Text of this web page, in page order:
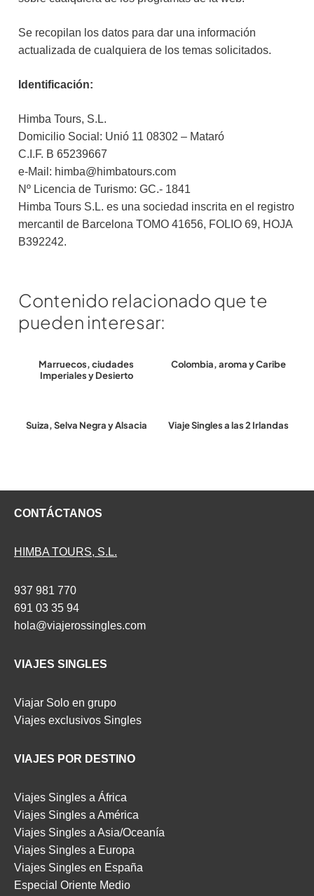
Se recopilan los datos para dar una información
actualizada de cualquiera de los temas solicitados.
Identificación:
Himba Tours, S.L.
Domicilio Social: Unió 11 08302 – Mataró
C.I.F. B 65239667
e-Mail: himba@himbatours.com
Nº Licencia de Turismo: GC.- 1841
Himba Tours S.L. es una sociedad inscrita en el registro
mercantil de Barcelona TOMO 41656, FOLIO 69, HOJA
B392242.
Contenido relacionado que te
pueden interesar:
Marruecos, ciudades
Imperiales y Desierto
Colombia, aroma y Caribe
Suiza, Selva Negra y Alsacia Viaje Singles a las 2 Irlandas
CONTÁCTANOS
HIMBA TOURS, S.L.
937 981 770
691 03 35 94
hola@viajerossingles.com
VIAJES SINGLES
Viajar Solo en grupo
Viajes exclusivos Singles
VIAJES POR DESTINO
Viajes Singles a África
Viajes Singles a América
Viajes Singles a Asia/Oceanía
Viajes Singles a Europa
Viajes Singles en España
Especial Oriente Medio